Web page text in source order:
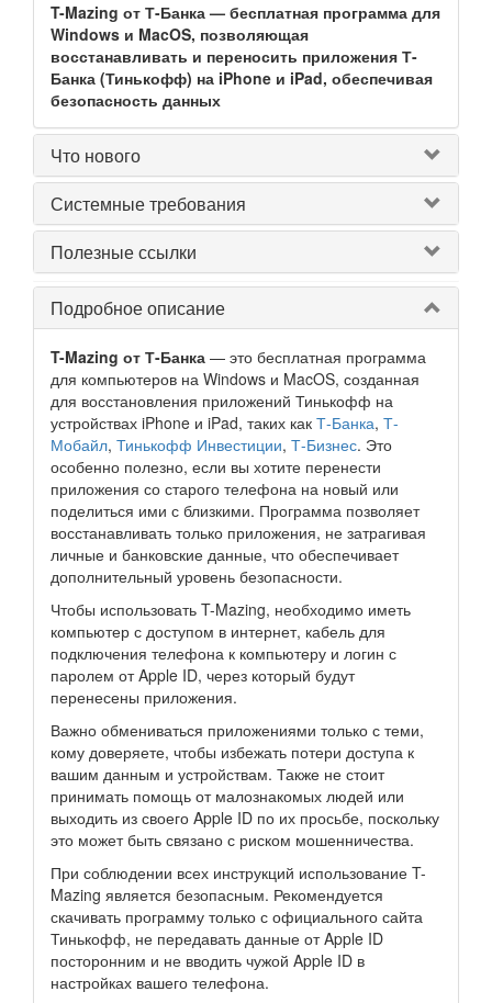
T-Mazing от Т-Банка — бесплатная программа для
Windows и MacOS, позволяющая
восстанавливать и переносить приложения Т-
Банка (Тинькофф) на iPhone и iPad, обеспечивая
безопасность данных
Что нового
Системные требования
Полезные ссылки
Подробное описание
T-Mazing от Т-Банка — это бесплатная программа
для компьютеров на Windows и MacOS, созданная
для восстановления приложений Тинькофф на
устройствах iPhone и iPad, таких как Т-Банка, Т-
Мобайл, Тинькофф Инвестиции, Т-Бизнес. Это
особенно полезно, если вы хотите перенести
приложения со старого телефона на новый или
поделиться ими с близкими. Программа позволяет
восстанавливать только приложения, не затрагивая
личные и банковские данные, что обеспечивает
дополнительный уровень безопасности.
Чтобы использовать T-Mazing, необходимо иметь
компьютер с доступом в интернет, кабель для
подключения телефона к компьютеру и логин с
паролем от Apple ID, через который будут
перенесены приложения.
Важно обмениваться приложениями только с теми,
кому доверяете, чтобы избежать потери доступа к
вашим данным и устройствам. Также не стоит
принимать помощь от малознакомых людей или
выходить из своего Apple ID по их просьбе, поскольку
это может быть связано с риском мошенничества.
При соблюдении всех инструкций использование T-
Mazing является безопасным. Рекомендуется
скачивать программу только с официального сайта
Тинькофф, не передавать данные от Apple ID
посторонним и не вводить чужой Apple ID в
настройках вашего телефона.